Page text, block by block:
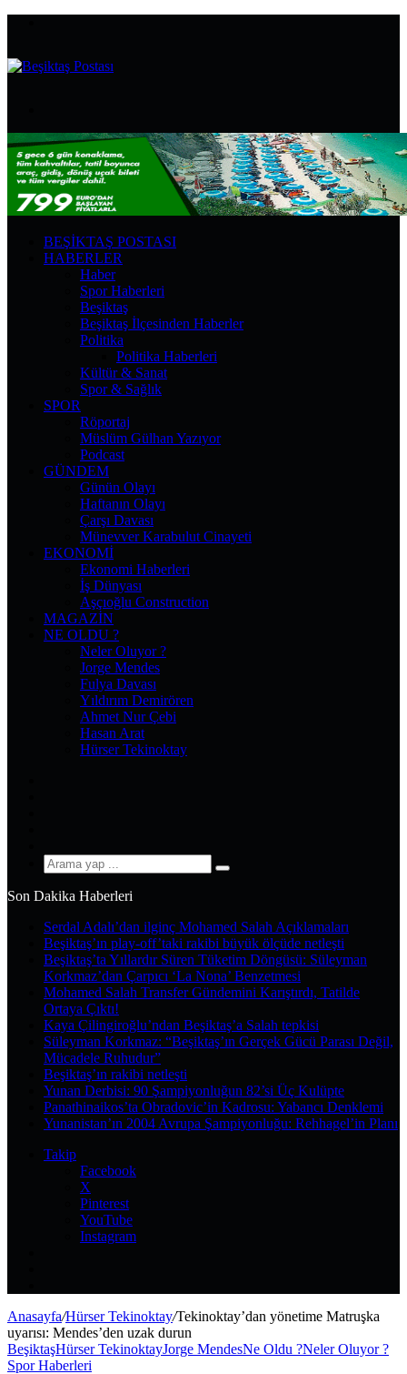
...
BEŞIKTAŞ POSTASI
HABERLER
Haber
Spor Haberleri
Beşiktaş
Beşiktaş İlçesinden Haberler
Politika
Politika Haberleri
Kültür & Sanat
Spor & Sağlık
SPOR
Röportaj
Müslüm Gülhan Yazıyor
Podcast
GÜNDEM
Günün Olayı
Haftanın Olayı
Çarşı Davası
Münevver Karabulut Cinayeti
EKONOMI
Ekonomi Haberleri
İş Dünyası
Aşçıoğlu Construction
MAGAZIN
NE OLDU ?
Neler Oluyor ?
Jorge Mendes
Fulya Davası
Yıldırım Demirören
Ahmet Nur Çebi
Hasan Arat
Hürser Tekinoktay
Arama
Son Dakika Haberleri
Serdal Adalı’dan ilginç Mohamed Salah Açıklamaları
Beşiktaş’ın play-off’taki rakibi büyük ölçüde netleşti
Beşiktaş’ta Yıllardır Süren Tüketim Döngüsü: Süleyman
Korkmaz’dan Çarpıcı ‘La Nona’ Benzetmesi
Mohamed Salah Transfer Gündemini Karıştırdı, Tatilde
Ortaya Çıktı!
Kaya Çilingiroğlu’ndan Beşiktaş’a Salah tepkisi
Süleyman Korkmaz: “Beşiktaş’ın Gerçek Gücü Parası Değil,
Mücadele Ruhudur”
Beşiktaş’ın rakibi netleşti
Yunan Derbisi: 90 Şampiyonluğun 82’si Üç Kulüpte
Panathinaikos’ta Obradovic’in Kadrosu: Yabancı Denklemi
Yunanistan’ın 2004 Avrupa Şampiyonluğu: Rehhagel’in Planı
Takip
Facebook
X
Pinterest
YouTube
Instagram
Anasayfa/Hürser Tekinoktay/Tekinoktay’dan yönetime Matruşka
uyarısı: Mendes’den uzak durun
BeşiktaşHürser TekinoktayJorge MendesNe Oldu ?Neler Oluyor ?
Spor Haberleri